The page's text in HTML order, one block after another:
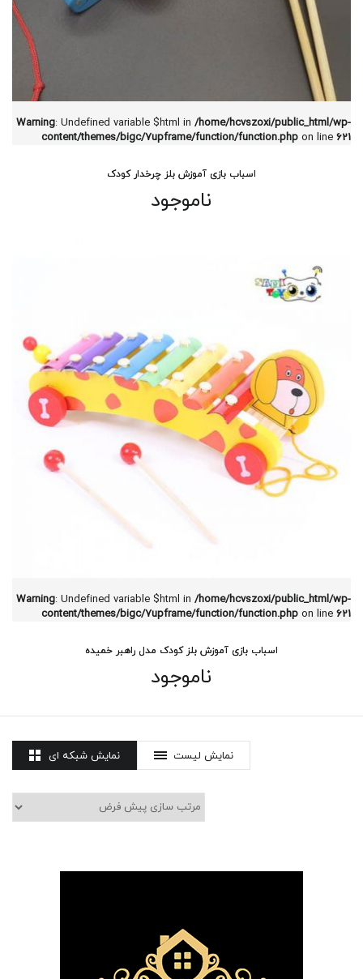
Warning: Undefined variable $html in /home/hcvszoxi/public_html/wp-
content/themes/bigc/7upframe/function/function.php on line 621
اسباب بازی آموزش بلز چرخدار کودک
ناموجود
Warning: Undefined variable $html in /home/hcvszoxi/public_html/wp-
content/themes/bigc/7upframe/function/function.php on line 621
اسباب بازی آموزش بلز کودک مدل راهبر خمیده
ناموجود
نمایش شبکه ای نمایش لیست